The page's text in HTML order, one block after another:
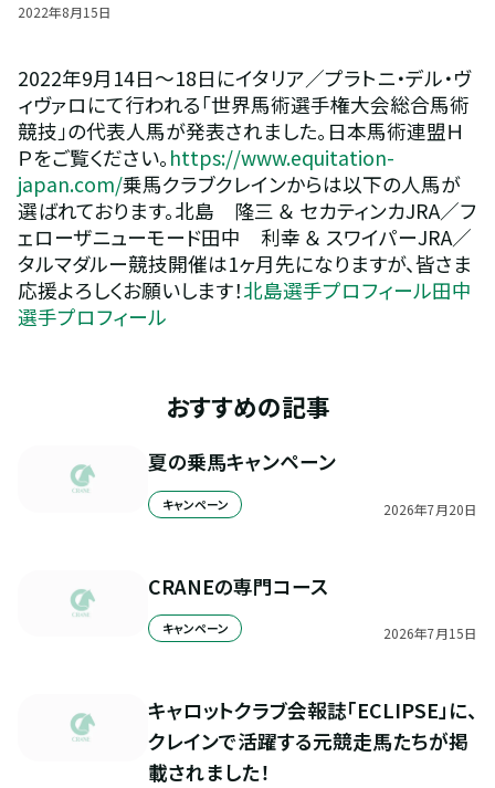
2022年8月15日
2022年9月14日～18日にイタリア／プラトニ・デル・ヴ
ィヴァロにて行われる「世界馬術選手権大会総合馬術
競技」の代表人馬が発表されました。日本馬術連盟Ｈ
Ｐをご覧ください。https://www.equitation-
japan.com/乗馬クラブクレインからは以下の人馬が
選ばれております。北島　隆三 ＆ セカティンカJRA／フ
ェローザニューモード田中　利幸 ＆ スワイパーJRA／
タルマダルー競技開催は1ヶ月先になりますが、皆さま
応援よろしくお願いします！北島選手プロフィール田中
選手プロフィール
おすすめの記事
夏の乗馬キャンペーン
キャンペーン 2026年7月20日
CRANEの専門コース
キャンペーン 2026年7月15日
キャロットクラブ会報誌「ECLIPSE」に、
クレインで活躍する元競走馬たちが掲
載されました！